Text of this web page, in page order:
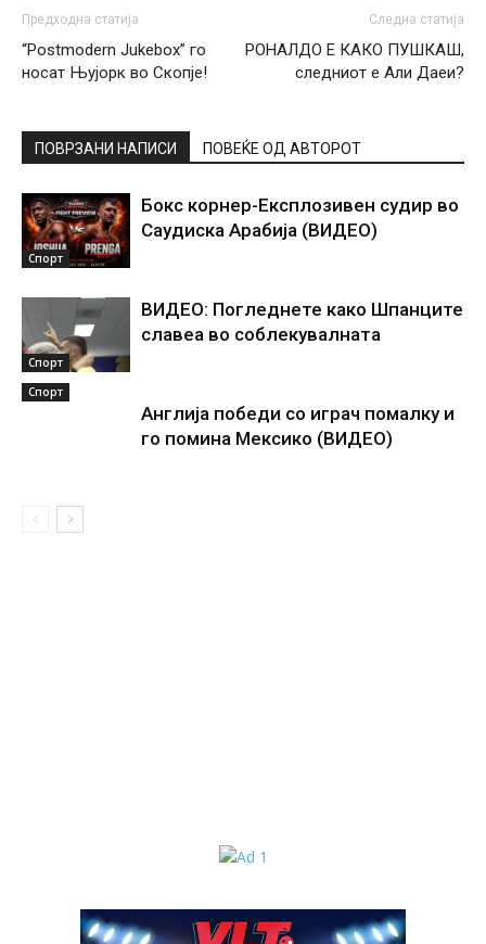
Предходна статија
“Postmodern Jukebox” го
носат Њујорк во Скопје!
Следна статија
РОНАЛДО Е КАКО ПУШКАШ,
следниот е Али Даеи?
ПОВРЗАНИ НАПИСИ ПОВЕЌЕ ОД АВТОРОТ
Спорт
Бокс корнер-Експлозивен судир во
Саудиска Арабија (ВИДЕО)
Спорт
ВИДЕО: Погледнете како Шпанците
славеа во соблекувалната
Спорт
Англија победи со играч помалку и
го помина Мексико (ВИДЕО)